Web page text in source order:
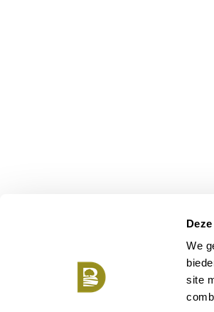
We
site